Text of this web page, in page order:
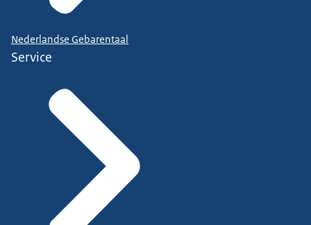
Nederlandse Gebarentaal
Service